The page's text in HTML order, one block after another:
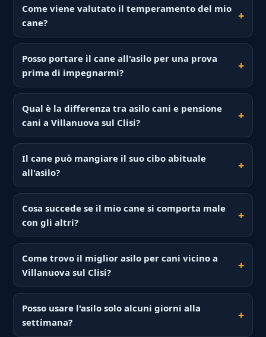
Come viene valutato il temperamento del mio
cane?
Posso portare il cane all'asilo per una prova
prima di impegnarmi?
Qual è la differenza tra asilo cani e pensione
cani a Villanuova sul Clisi?
Il cane può mangiare il suo cibo abituale
all'asilo?
Cosa succede se il mio cane si comporta male
con gli altri?
Come trovo il miglior asilo per cani vicino a
Villanuova sul Clisi?
Posso usare l'asilo solo alcuni giorni alla
settimana?